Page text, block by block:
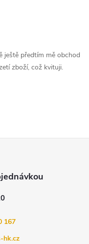
ještě předtím mě obchod
zboží, což kvituji.
hk.cz
167